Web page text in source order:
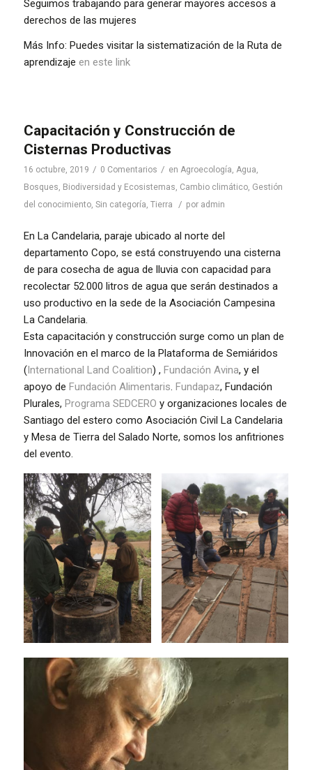
Seguimos trabajando para generar mayores accesos a
derechos de las mujeres
Más Info: Puedes visitar la sistematización de la Ruta de
aprendizaje en este link
Capacitación y Construcción de
Cisternas Productivas
16 octubre, 2019 / 0 Comentarios / en Agroecología, Agua,
Bosques, Biodiversidad y Ecosistemas, Cambio climático, Gestión
del conocimiento, Sin categoría, Tierra / por admin
En La Candelaria, paraje ubicado al norte del
departamento Copo, se está construyendo una cisterna
de para cosecha de agua de lluvia con capacidad para
recolectar 52.000 litros de agua que serán destinados a
uso productivo en la sede de la Asociación Campesina
La Candelaria.
Esta capacitación y construcción surge como un plan de
Innovación en el marco de la Plataforma de Semiáridos
(International Land Coalition) , Fundación Avina, y el
apoyo de Fundación Alimentaris. Fundapaz, Fundación
Plurales, Programa SEDCERO y organizaciones locales de
Santiago del estero como Asociación Civil La Candelaria
y Mesa de Tierra del Salado Norte, somos los anfitriones
del evento.